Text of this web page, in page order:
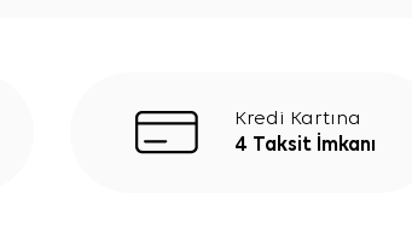
Kredi Kartına
4 Taksit İmkanı